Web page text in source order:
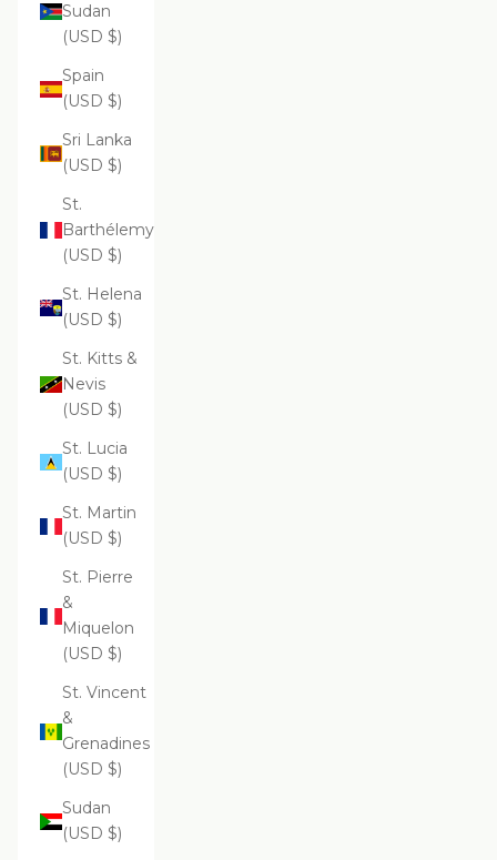
Sudan
(USD $)
Spain
(USD $)
Sri Lanka
(USD $)
St.
Barthélemy
(USD $)
St. Helena
(USD $)
St. Kitts &
Nevis
(USD $)
St. Lucia
(USD $)
St. Martin
(USD $)
St. Pierre
&
Miquelon
(USD $)
St. Vincent
&
Grenadines
(USD $)
Sudan
(USD $)